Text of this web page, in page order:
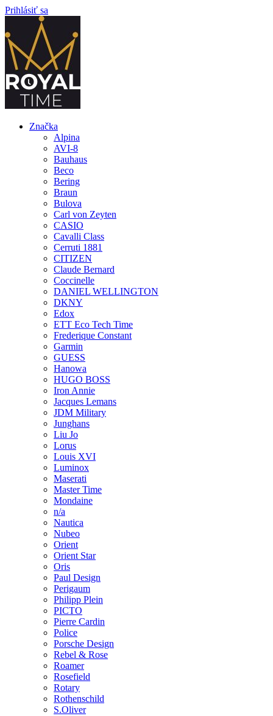
Prihlásiť sa
Značka
Alpina
AVI-8
Bauhaus
Beco
Bering
Braun
Bulova
Carl von Zeyten
CASIO
Cavalli Class
Cerruti 1881
CITIZEN
Claude Bernard
Coccinelle
DANIEL WELLINGTON
DKNY
Edox
ETT Eco Tech Time
Frederique Constant
Garmin
GUESS
Hanowa
HUGO BOSS
Iron Annie
Jacques Lemans
JDM Military
Junghans
Liu Jo
Lorus
Louis XVI
Luminox
Maserati
Master Time
Mondaine
n/a
Nautica
Nubeo
Orient
Orient Star
Oris
Paul Design
Perigaum
Philipp Plein
PICTO
Pierre Cardin
Police
Porsche Design
Rebel & Rose
Roamer
Rosefield
Rotary
Rothenschild
S.Oliver